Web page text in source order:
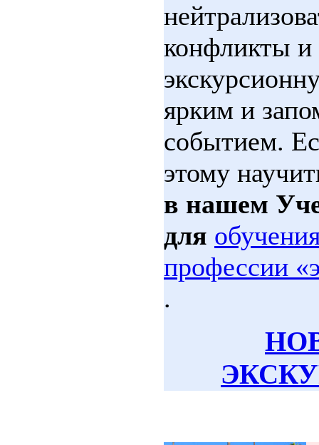
конфликты и
ярким и
событием.
этому
в нашем
для
профессии
.